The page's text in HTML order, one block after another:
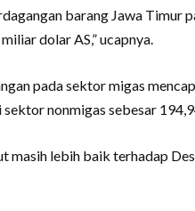
barang Jawa Timur
dolar AS,” ucapnya.
pada sektor migas
nonmigas sebesar
masih lebih baik terhadap